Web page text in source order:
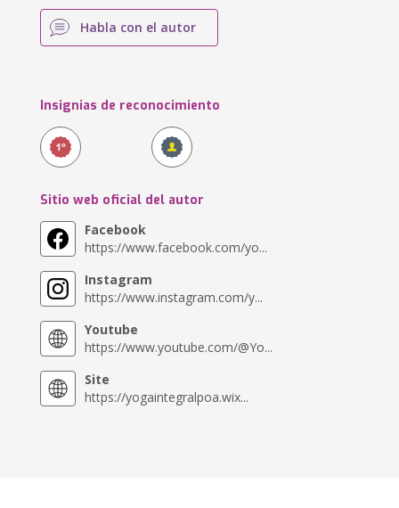
Habla con el autor
Insignias de reconocimiento
Sitio web oficial del autor
Facebook
https://www.facebook.com/yo...
Instagram
https://www.instagram.com/y...
Youtube
https://www.youtube.com/@Yo...
Site
https://yogaintegralpoa.wix...